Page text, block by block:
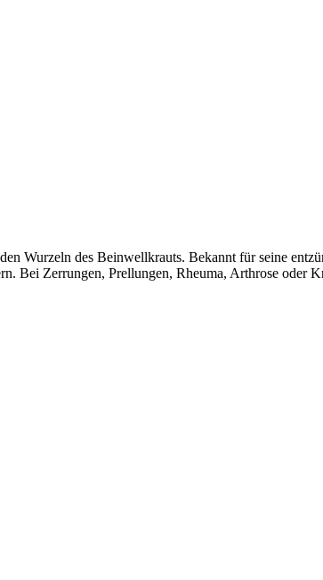
Wurzeln des Beinwellkrauts. Bekannt für seine
Bei Zerrungen, Prellungen, Rheuma, Arthrose oder